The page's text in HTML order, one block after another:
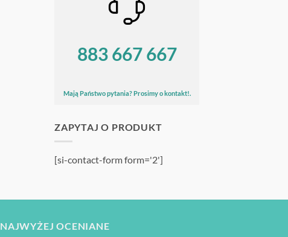
883 667 667
Mają Państwo pytania? Prosimy o kontakt!.
ZAPYTAJ O PRODUKT
[si-contact-form form='2']
NAJWYŻEJ OCENIANE